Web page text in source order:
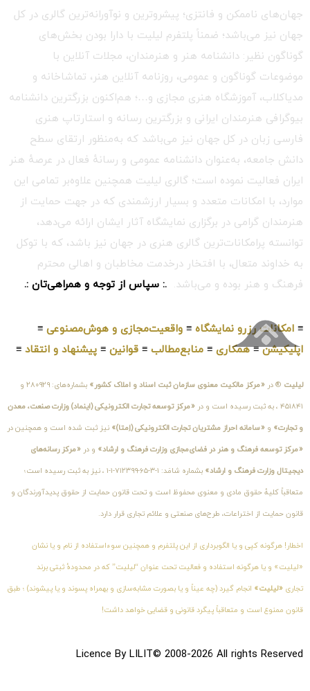
جهان‌های ناممکن و فانتزی؛ پیشروترین و نوآورانه‌ترین گالری در کل
جهان نیز می‌باشد؛ ضمناً پلتفرم لیلیت با دارا بودن بخش‌های
گوناگون نظیر: دانشنامه هنر و هنرمندان، مجلات آنلاین با
موضوعات گوناگون و عمومی، روزنامه آنلاین هنر، تماشاخانه و
مدیاکلاب، آموزشگاه هنری مجازی و…؛ هم‌اکنون بزرگترین دانشنامه
بیوگرافی هنرمندان ایرانی و بزرگترین رسانه و استارتاپ هنری
فارسی زبان در کل جهان نیز می‌باشد که به‌منظور ارتقای سطح
دانش جامعه، به‌عنوان دانشنامه عمومی و رسانهٔ فعال در عرصهٔ هنر
ایران فعالیت نموده است؛ گالری لیلیت همچنین علاوه‌بر تمامی این
موارد، با امکانات متعدد و بسیار ارزشمندی که در جهت حمایت از
هنرمندان گرامی در برگزاری نمایشگاه آثار ایشان ارائه می‌دهد،
توانسته پرامکانات‌ترین گالری هنری در جهان نیز باشد، که با توکل
به خداوند متعال، با افتخار درخدمت مخاطبان و اهالی محترم
فرهنگ و هنر بوده و می‌باشد. .: سپاس از توجه و همراهی‌تان :.
≡ امکانات رزرو نمایشگاه ≡ واقعیت‌مجازی و هوش‌مصنوعی ≡
اپلیکیشن≡همکاری ≡ منابع‌مطالب ≡ قوانین ≡ پیشنهاد و انتقاد ≡
لیلیت ® در «مرکز مالکیت معنوی سازمان ثبت اسناد و املاک کشور» بشماره‌های: ۲۸۰۹۲۹ و
۴۵۱۸۴۱ ، به ثبت رسیده است و در «مرکز توسعه تجارت الکترونیکی (اینماد) وزارت صنعت، معدن
و تجارت» و «سامانه احراز مشتریان تجارت الکترونیکی (اِمتا)» نیز ثبت شده است و همچنین در
«مرکز توسعه فرهنگ و هنر در فضای‌مجازی وزارت فرهنگ و ارشاد» و در «مرکز رسانه‌های
دیجیتال وزارت فرهنگ و ارشاد» بشماره شامَد: ۱-۳-۶۵-۷۱۲۳۹۹-۱-۱ ، نیز به ثبت رسیده است؛
متعاقباً کلیهٔ حقوق مادی و معنوی محفوظ است و تحت قانون حمایت از حقوق پدیدآورندگان و
قانون حمایت از اختراعات، طرح‌های صنعتی و علائم تجاری قرار دارد.
اخطار! هرگونه کپی و یا الگوبرداری از این پلتفرم و همچنین سوءاستفاده از نام و یا نشان
«لیلیت» و یا هرگونه استفاده و فعالیت تحت عنوان “لیلیت” که در محدودهٔ ثبتی برند
تجاری «لیلیت» انجام گیرد (چه عیناً و یا بصورت مشابه‌سازی و بهمراه پسوند و یا پیشوند) ؛ طبق
قانون ممنوع است و متعاقباً پیگرد قانونی و قضایی خواهد داشت!
Licence By LILIT© 2008-2026 All rights Reserved